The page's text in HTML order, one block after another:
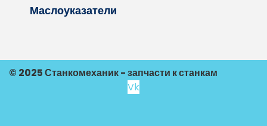
Маслоуказатели
© 2025 Станкомеханик - запчасти к станкам
Vk